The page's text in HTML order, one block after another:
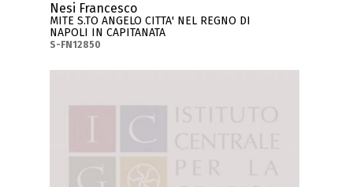
Nesi Francesco
MITE S.TO ANGELO CITTA' NEL REGNO DI
NAPOLI IN CAPITANATA
S-FN12850